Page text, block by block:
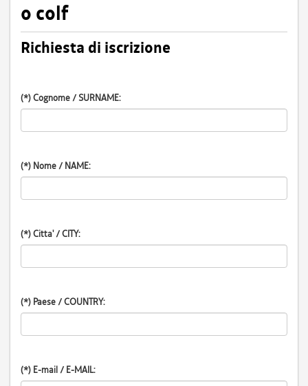
o colf
Richiesta di iscrizione
(*) Cognome / SURNAME:
(*) Nome / NAME:
(*) Citta' / CITY:
(*) Paese / COUNTRY:
(*) E-mail / E-MAIL: